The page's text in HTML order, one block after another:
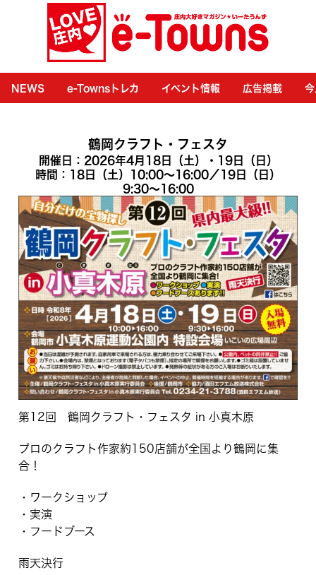
NEWS e-Townsトレカ イベント情報 広告掲載
鶴岡クラフト・フェスタ
開催日：2026年4月18日（土）・19日（日）
時間：18日（土）10:00〜16:00／19日（日）
9:30〜16:00
第12回 鶴岡クラフト・フェスタ in 小真木原
プロのクラフト作家約150店舗が全国より鶴岡に集
合！
・ワークショップ
・実演
・フードブース
雨天決行